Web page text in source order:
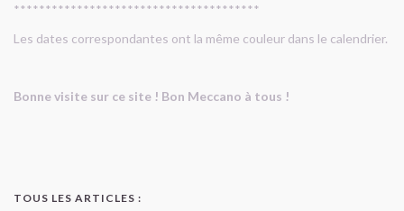
***************************************
Les dates correspondantes ont la même couleur dans le calendrier.
Bonne visite sur ce site ! Bon Meccano à tous !
TOUS LES ARTICLES :